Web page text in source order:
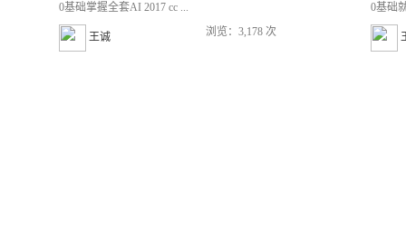
0基础掌握全套AI 2017 cc ...
王诚 浏览：3,178 次
0基础